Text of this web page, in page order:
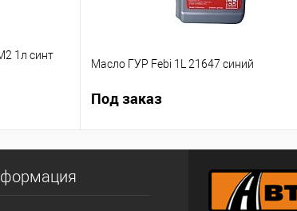
1л синт
Масло ГУР Febi 1L 21647 синий
Под заказ